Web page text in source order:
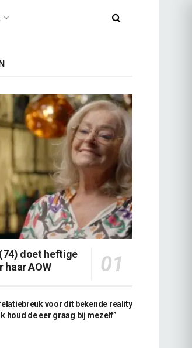
doet heftige
haar AOW
voor dit bekende reality
houd de eer graag bij mezelf”